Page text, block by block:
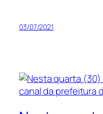
03/07/2021